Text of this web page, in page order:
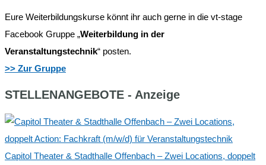
Eure Weiterbildungskurse könnt ihr auch gerne in die vt-stage
Facebook Gruppe „Weiterbildung in der
Veranstaltungstechnik“ posten.
>> Zur Gruppe
STELLENANGEBOTE - Anzeige
Capitol Theater & Stadthalle Offenbach – Zwei Locations, doppelt